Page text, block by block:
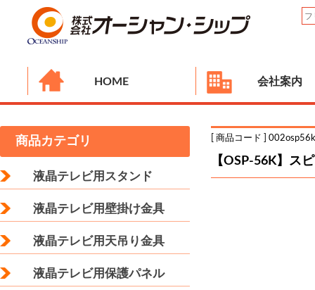
HOME 会社案内
[ 商品コード ] 002osp56k
【OSP-56K】ス
商品カテゴリ
液晶テレビ用スタンド
液晶テレビ用壁掛け金具
液晶テレビ用天吊り金具
液晶テレビ用保護パネル